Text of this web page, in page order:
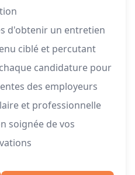
d'obtenir un entretien
ciblé et percutant
candidature pour
des employeurs
et professionnelle
soignée de vos